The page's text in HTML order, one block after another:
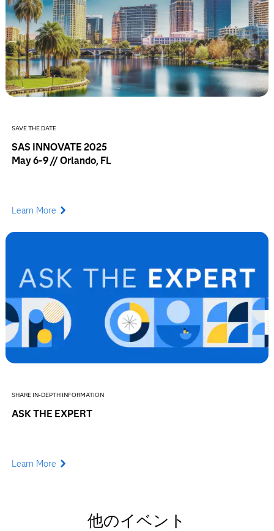
SAVE THE DATE
SAS INNOVATE 2025
May 6-9 // Orlando, FL
Learn More
SHARE IN-DEPTH INFORMATION
ASK THE EXPERT
Learn More
他のイベント